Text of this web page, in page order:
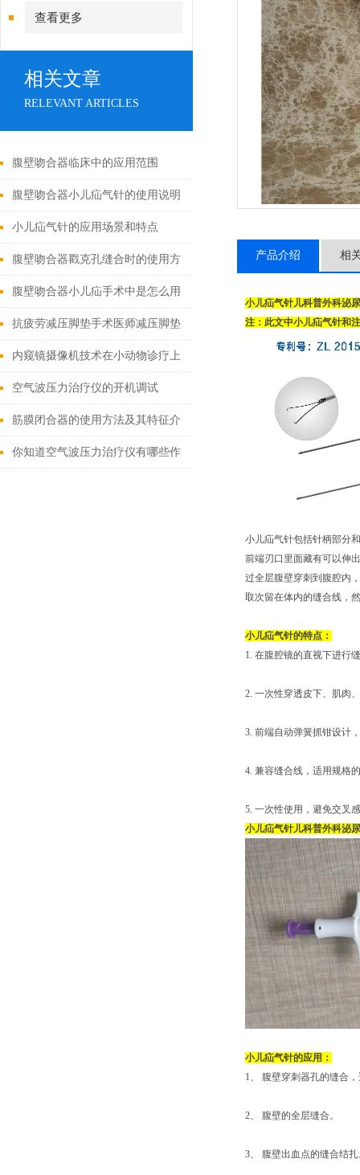
查看更多
相关文章
RELEVANT ARTICLES
腹壁吻合器临床中的应用范围
腹壁吻合器小儿疝气针的使用说明
小儿疝气针的应用场景和特点
腹壁吻合器戳克孔缝合时的使用方
法
腹壁吻合器小儿疝手术中是怎么用
的
抗疲劳减压脚垫手术医师减压脚垫
的特点
内窥镜摄像机技术在小动物诊疗上
的应用有哪些?
空气波压力治疗仪的开机调试
筋膜闭合器的使用方法及其特征介
绍
你知道空气波压力治疗仪有哪些作
产品介绍 相
小儿疝气针儿科普外科泌
注：此文中小儿疝气针和
小儿疝气针包括针柄部分
前端刃口里面藏有可以伸
过全层腹壁穿刺到腹腔内
取次留在体内的缝合线，
小儿疝气针的特点：
1. 在腹腔镜的直视下进行
2. 一次性穿透皮下、肌肉
3. 前端自动弹簧抓钳设计
4. 兼容缝合线，适用规格
5. 一次性使用，避免交叉
小儿疝气针儿科普外科泌
小儿疝气针的应用：
1、 腹壁穿刺器孔的缝合
2、 腹壁的全层缝合。
3、 腹壁出血点的缝合结